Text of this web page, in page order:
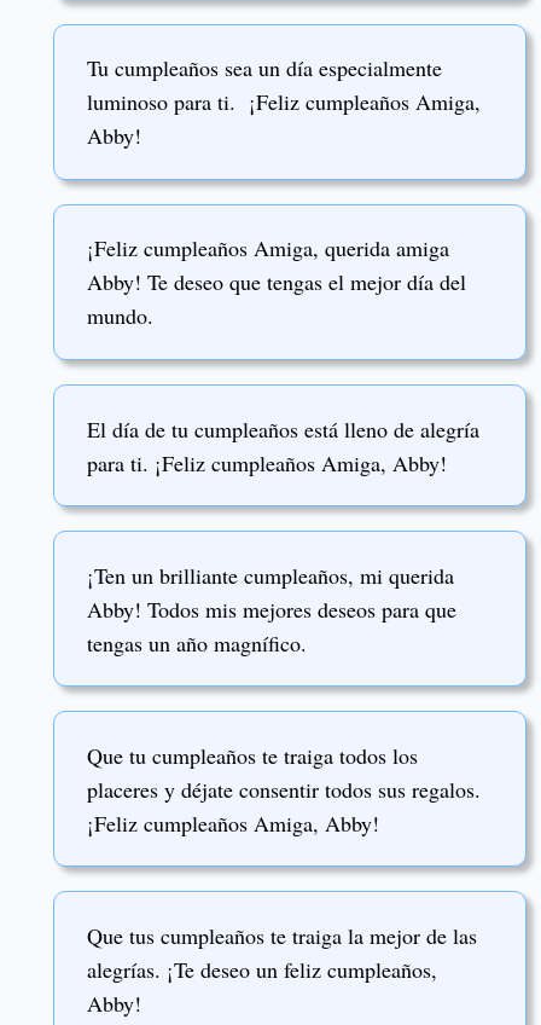
Tu cumpleaños sea un día especialmente
luminoso para ti. ¡Feliz cumpleaños Amiga,
Abby!
¡Feliz cumpleaños Amiga, querida amiga
Abby! Te deseo que tengas el mejor día del
mundo.
El día de tu cumpleaños está lleno de alegría
para ti. ¡Feliz cumpleaños Amiga, Abby!
¡Ten un brilliante cumpleaños, mi querida
Abby! Todos mis mejores deseos para que
tengas un año magnífico.
Que tu cumpleaños te traiga todos los
placeres y déjate consentir todos sus regalos.
¡Feliz cumpleaños Amiga, Abby!
Que tus cumpleaños te traiga la mejor de las
alegrías. ¡Te deseo un feliz cumpleaños,
Abby!